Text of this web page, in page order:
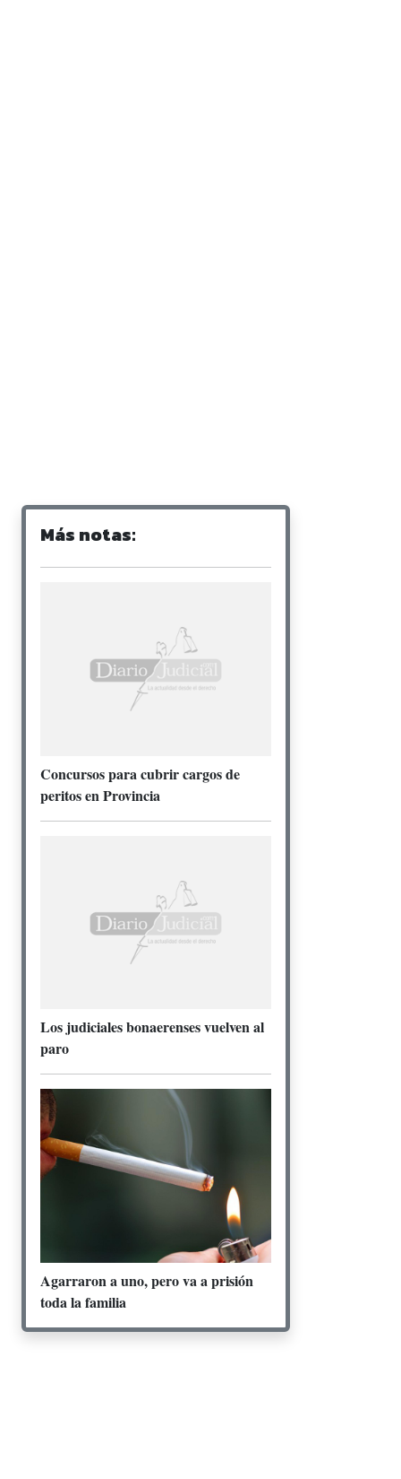
Más notas:
Concursos para cubrir cargos de
peritos en Provincia
Los judiciales bonaerenses vuelven al
paro
Agarraron a uno, pero va a prisión
toda la familia